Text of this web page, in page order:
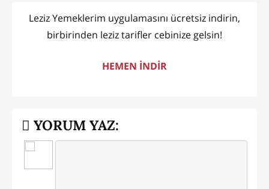
Leziz Yemeklerim uygulamasını ücretsiz indirin,
birbirinden leziz tarifler cebinize gelsin!
HEMEN İNDİR
YORUM YAZ: